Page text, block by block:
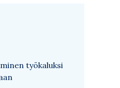
työkaluksi